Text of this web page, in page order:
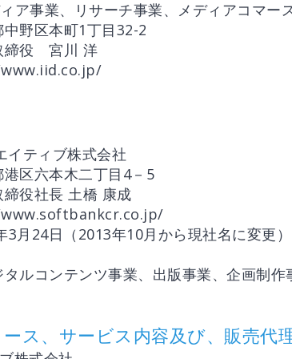
ア事業、リサーチ事業、メディアコマー
野区本町1丁目32-2
締役 宮川 洋
イティブ株式会社
区六本木二丁目4－5
役社長 土橋 康成
月24日（2013年10月から現社名に変更）
ルコンテンツ事業、出版事業、企画制作
ス、サービス内容及び、販売代